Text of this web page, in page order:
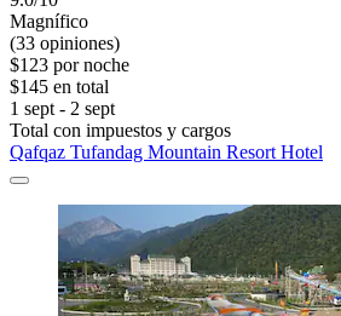
Magnífico
(33 opiniones)
$123 por noche
$145 en total
1 sept - 2 sept
Total con impuestos y cargos
Qafqaz Tufandag Mountain Resort Hotel